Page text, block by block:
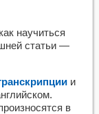
научиться
статьи —
и
в